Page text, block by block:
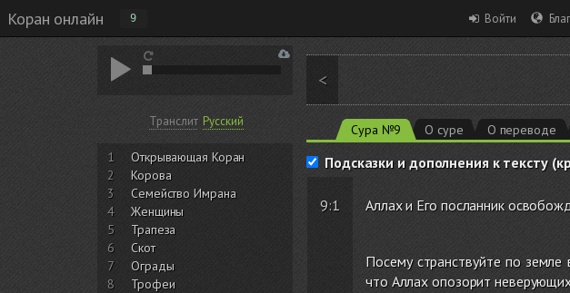
Коран онлайн 9 Войти
Транслит Русский
1
Открывающая Коран
2
Корова
3
Семейство Имрана
4
Женщины
5
Трапеза
6
Скот
7
Ограды
8
Трофеи
<
Сура №9 О суре О переводе
Подсказки и дополнения к тексту
9:1 Аллах и Его посланник
Посему странствуйте по
что Аллах опозорит